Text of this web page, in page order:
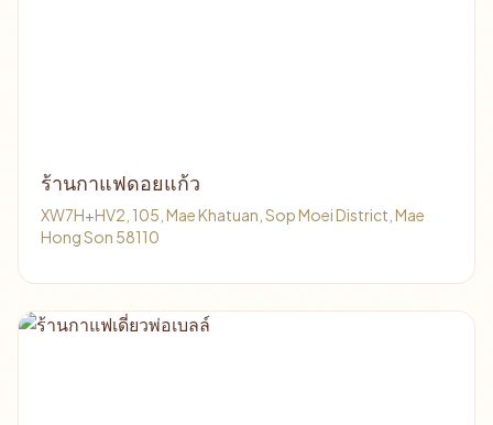
ร้านกาแฟดอยแก้ว
XW7H+HV2, 105, Mae Khatuan, Sop Moei District, Mae
Hong Son 58110